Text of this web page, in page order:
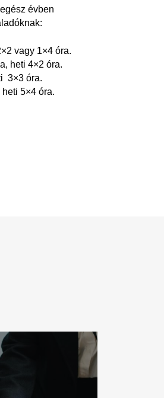
évben
vagy 1×4 óra.
heti 4×2 óra.
3×3 óra.
5×4 óra.